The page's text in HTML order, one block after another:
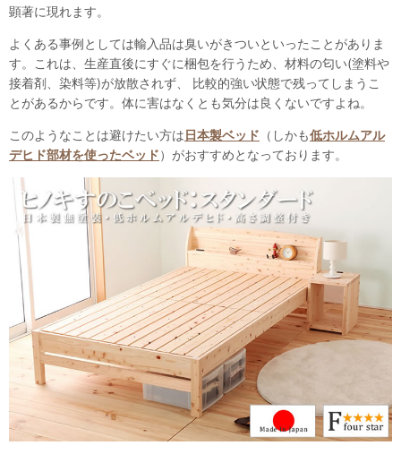
顕著に現れます。
よくある事例としては輸入品は臭いがきついといったことがありま
す。これは、生産直後にすぐに梱包を行うため、材料の匂い(塗料や
接着剤、染料等)が放散されず、 比較的強い状態で残ってしまうこ
とがあるからです。体に害はなくとも気分は良くないですよね。
このようなことは避けたい方は日本製ベッド （しかも低ホルムアル
デヒド部材を使ったベッド）がおすすめとなっております。